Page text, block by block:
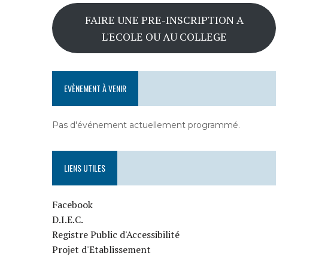
FAIRE UNE PRE-INSCRIPTION A
L'ECOLE OU AU COLLEGE
EVÈNEMENT À VENIR
Pas d'événement actuellement programmé.
LIENS UTILES
Facebook
D.I.E.C.
Registre Public d'Accessibilité
Projet d'Etablissement